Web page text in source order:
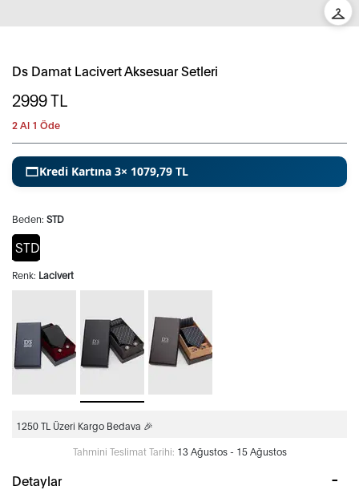
Ds Damat Lacivert Aksesuar Setleri
2999TL
2 Al 1 Öde
Kredi Kartına 3× 1079,79 TL
Beden: STD
STD
Renk: Lacivert
1250 TL Üzeri Kargo Bedava 🎉
Tahmini Teslimat Tarihi: 13 Ağustos - 15 Ağustos
Detaylar